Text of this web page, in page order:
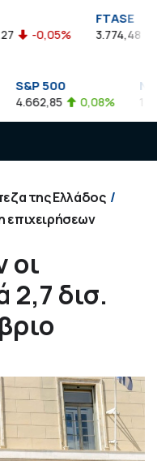
-0,05%
FTASE
3.774,48
S&P 500
4.662,85 0,08%
της Ελλάδος
οι
2,7 δισ.